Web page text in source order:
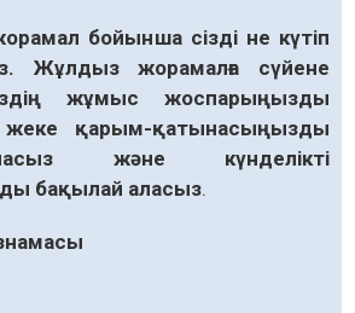
бойынша сізді не күтіп
Жұлдыз жорамалға сүйене
жұмыс жоспарыңызды
жеке қарым-қатынасыңызды
және күнделікті
бақылай аласыз.